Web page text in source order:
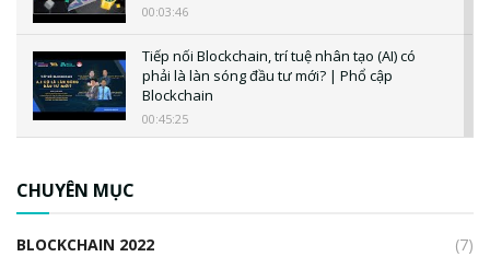
00:03:46
Tiếp nối Blockchain, trí tuệ nhân tạo (AI) có
phải là làn sóng đầu tư mới? | Phổ cập
Blockchain
00:45:25
CHUYÊN MỤC
BLOCKCHAIN 2022
(7)